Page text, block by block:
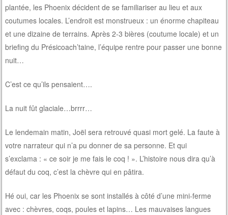
plantée, les Phoenix décident de se familiariser au lieu et aux
coutumes locales. L’endroit est monstrueux : un énorme chapiteau
et une dizaine de terrains. Après 2-3 bières (coutume locale) et un
briefing du Présicoach’taine, l’équipe rentre pour passer une bonne
nuit…
C’est ce qu’ils pensaient….
La nuit fût glaciale…brrrr…
Le lendemain matin, Joël sera retrouvé quasi mort gelé. La faute à
votre narrateur qui n’a pu donner de sa personne. Et qui
s’exclama : « ce soir je me fais le coq ! ». L’histoire nous dira qu’à
défaut du coq, c’est la chèvre qui en pâtira.
Hé oui, car les Phoenix se sont installés à côté d’une mini-ferme
avec : chèvres, coqs, poules et lapins… Les mauvaises langues